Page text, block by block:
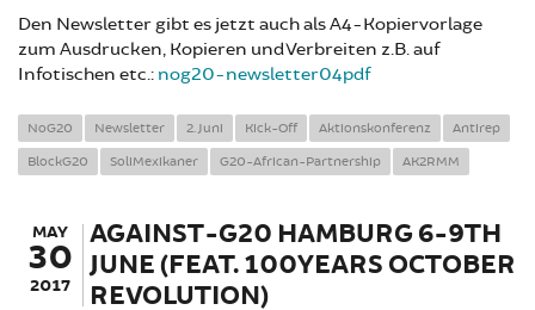
Den Newsletter gibt es jetzt auch als A4-Kopiervorlage
zum Ausdrucken, Kopieren und Verbreiten z.B. auf
Infotischen etc.: nog20-newsletter04pdf
NoG20 Newsletter 2. Juni Kick-Off Aktionskonferenz Antirep
BlockG20 SoliMexikaner G20-African-Partnership AK2RMM
MAY
30
2017
AGAINST-G20 HAMBURG 6-9TH
JUNE (FEAT. 100YEARS OCTOBER
REVOLUTION)